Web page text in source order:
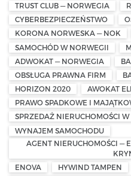
TRUST CLUB — NORWEGIA
CYBERBEZPIECZEŃSTWO
KORONA NORWESKA — NOK
SAMOCHÓD W NORWEGII
ADWOKAT — NORWEGIA
OBSŁUGA PRAWNA FIRM
HORIZON 2020
AWOKAT
PRAWO SPADKOWE I
SPRZEDAŻ NIERUCHOMOŚCI
WYNAJEM SAMOCHODU
AGENT NIERUCHOMOŚCI —
ENOVA
HYWIND TAMPEN